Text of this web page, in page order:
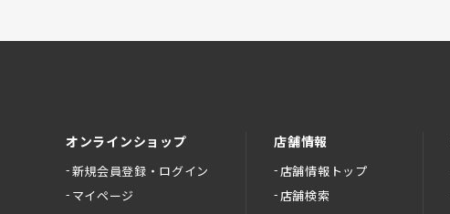
オンラインショップ
新規会員登録・ログイン
マイページ
店舗情報
店舗情報トップ
店舗検索